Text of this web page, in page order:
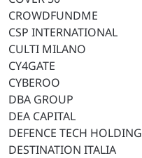
CROWDFUNDME
CSP INTERNATIONAL
CULTI MILANO
CY4GATE
CYBEROO
DBA GROUP
DEA CAPITAL
DEFENCE TECH HOLDING
DESTINATION ITALIA